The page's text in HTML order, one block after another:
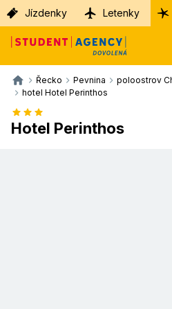
Jízdenky Letenky
Řecko Pevnina poloostrov
hotel Hotel Perinthos
Hotel Perinthos